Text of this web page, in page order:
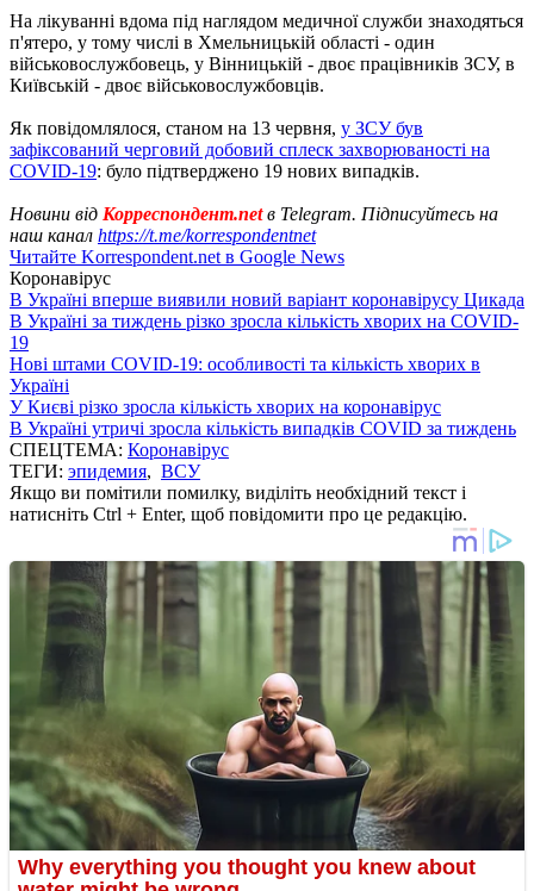
На лікуванні вдома під наглядом медичної служби знаходяться
п'ятеро, у тому числі в Хмельницькій області - один
військовослужбовець, у Вінницькій - двоє працівників ЗСУ, в
Київській - двоє військовослужбовців.
Як повідомлялося, станом на 13 червня, у ЗСУ був
зафіксований черговий добовий сплеск захворюваності на
COVID-19: було підтверджено 19 нових випадків.
Новини від Корреспондент.netв Telegram. Підписуйтесь на
наш канал https://t.me/korrespondentnet
Читайте Korrespondent.net в Google News
Коронавірус
В Україні вперше виявили новий варіант коронавірусу Цикада
В Україні за тиждень різко зросла кількість хворих на COVID-
19
Нові штами COVID-19: особливості та кількість хворих в
Україні
У Києві різко зросла кількість хворих на коронавірус
В Україні утричі зросла кількість випадків COVID за тиждень
СПЕЦТЕМА: Коронавірус
ТЕГИ: эпидемия, ВСУ
Якщо ви помітили помилку, виділіть необхідний текст і
натисніть Ctrl + Enter, щоб повідомити про це редакцію.